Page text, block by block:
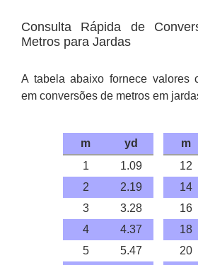
Consulta Rápida de
Metros para Jardas
A tabela abaixo fornece valores
em conversões de metros em
m
yd
1
1.09
2
2.19
3
3.28
4
4.37
5
5.47
m
12
14
16
18
20